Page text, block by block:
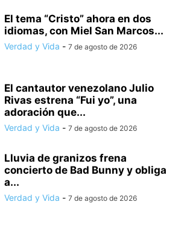
El tema “Cristo” ahora en dos
idiomas, con Miel San Marcos...
Verdad y Vida - 7 de agosto de 2026
El cantautor venezolano Julio
Rivas estrena “Fui yo”, una
adoración que...
Verdad y Vida - 7 de agosto de 2026
Lluvia de granizos frena
concierto de Bad Bunny y obliga
a...
Verdad y Vida - 7 de agosto de 2026